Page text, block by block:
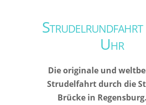
Uhr
Die originale und
Strudelfahrt durch die
Brücke in